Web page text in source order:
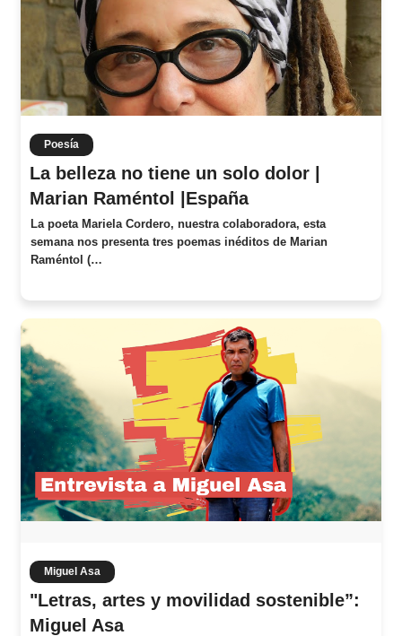
Poesía
La belleza no tiene un solo dolor |
Marian Raméntol |España
La poeta Mariela Cordero, nuestra colaboradora, esta
semana nos presenta tres poemas inéditos de Marian
Raméntol (…
Miguel Asa
"Letras, artes y movilidad sostenible”:
Miguel Asa